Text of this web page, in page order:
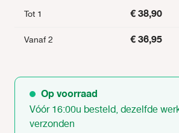
Tot 1 € 38,90
Vanaf2 € 36,95
Op voorraad
Vóór 16:00u besteld, dezelfde
verzonden